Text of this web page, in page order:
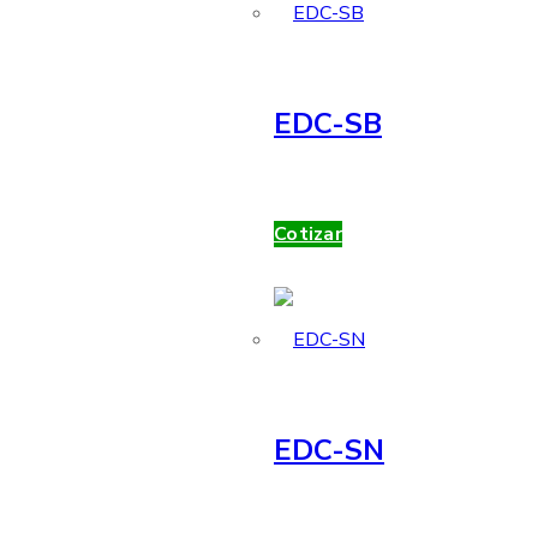
EDC-SB
Cotizar
EDC-SN